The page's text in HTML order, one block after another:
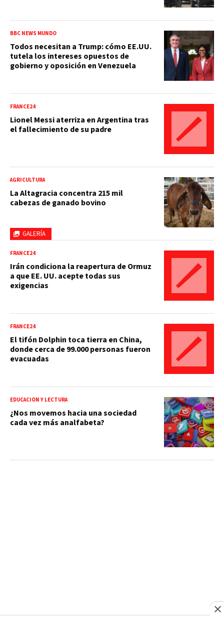
BBC NEWS MUNDO
Todos necesitan a Trump: cómo EE.UU.
tutela los intereses opuestos de
gobierno y oposición en Venezuela
FRANCE24
Lionel Messi aterriza en Argentina tras
el fallecimiento de su padre
GALERÍA
AGRICULTURA
La Altagracia concentra 215 mil
cabezas de ganado bovino
FRANCE24
Irán condiciona la reapertura de Ormuz
a que EE. UU. acepte todas sus
exigencias
FRANCE24
El tifón Dolphin toca tierra en China,
donde cerca de 99.000 personas fueron
evacuadas
EDUCACIÓN Y LECTURA
¿Nos movemos hacia una sociedad
cada vez más analfabeta?